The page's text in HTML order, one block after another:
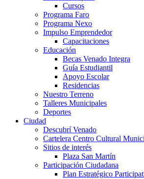
Cursos
Programa Faro
Programa Nexo
Impulso Emprendedor
Capacitaciones
Educación
Becas Venado Integra
Guía Estudiantil
Apoyo Escolar
Residencias
Nuestro Terreno
Talleres Municipales
Deportes
Ciudad
Descubrí Venado
Cartelera Centro Cultural
Sitios de interés
Plaza San Martín
Participación Ciudadana
Plan Estratégico